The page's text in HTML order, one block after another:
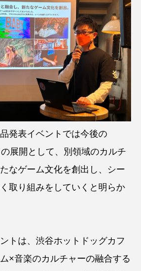
発表イベントでは今後の
展開として、別領域のカルチ
なゲーム文化を創出し、シー
取り組みをしていくと明らか
トは、渋谷ホットドッグカフ
×音楽のカルチャーの融合する